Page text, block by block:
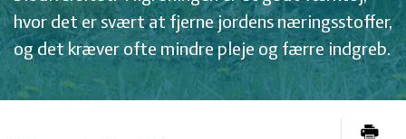
Jura
Natur
Planter
hvor det er svært at fjerne jordens næringsstoffer,
og det kræver ofte mindre pleje og færre indgreb.